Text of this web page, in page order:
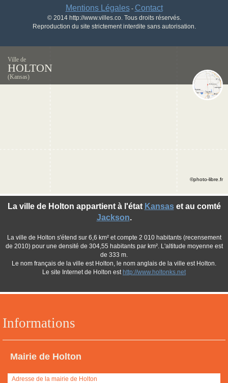
Mentions Légales- Contact
© 2014 http://www.villes.co. Tous droits réservés.
Reproduction du site strictement interdite sans autorisation.
Ville de
HOLTON
(Kansas)
Informations
Mairie de Holton
Adresse de la mairie de Holton
La ville de Holton appartient à l'état Kansaset au comté
Jackson.
La ville de Holton s'étend sur 6,6 km² et compte 2 010 habitants (recensement
de 2010) pour une densité de 304,55 habitants par km². L'altitude moyenne est
de 333 m.
Le nom français de la ville est Holton, le nom anglais de la ville est Holton.
Le site Internet de Holton est http://www.holtonks.net
©photo-libre.fr